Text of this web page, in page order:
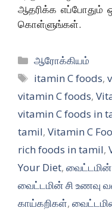
ஆதரிக்க
கொள்ளுங்கள்.
Categories
ஆரோக்கியம்
Tags
itamin C foods,
vitamin C foods,
vitamin C foods in
tamil, Vitamin C
rich foods in tamil,
Your Diet, வைட்டமின்
வைட்டமின் சி உணவு
காய்கறிகள்,